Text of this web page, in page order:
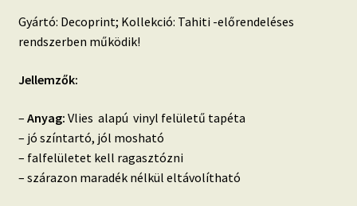
Gyártó: Decoprint; Kollekció: Tahiti -előrendeléses
rendszerben működik!
Jellemzők:
– Anyag: Vlies alapú vinyl felületű tapéta
– jó színtartó, jól mosható
– falfelületet kell ragasztózni
– szárazon maradék nélkül eltávolítható